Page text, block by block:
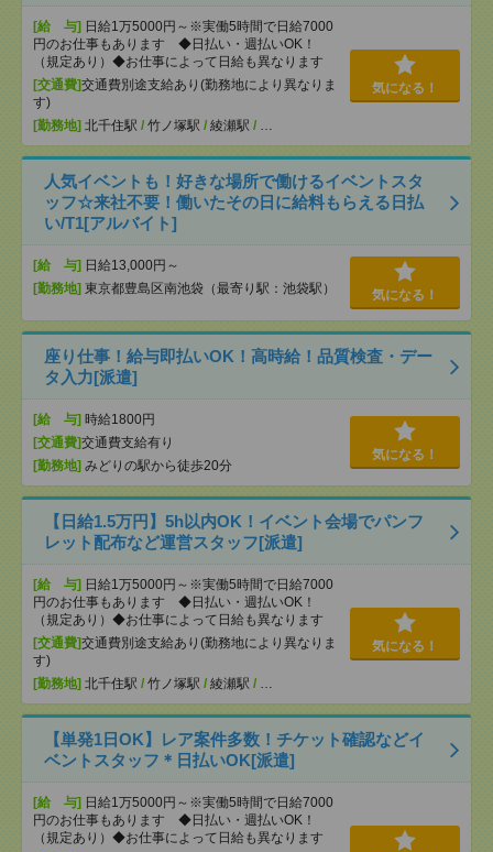
[給 与] 日給1万5000円～※実働5時間で日給7000
円のお仕事もあります ◆日払い・週払いOK！
（規定あり）◆お仕事によって日給も異なります
[交通費]交通費別途支給あり(勤務地により異なりま
す)
[勤務地] 北千住駅 / 竹ノ塚駅 / 綾瀬駅 / …
気になる！
人気イベントも！好きな場所で働けるイベントスタ
ッフ☆来社不要！働いたその日に給料もらえる日払
い/T1[アルバイト]
[給 与] 日給13,000円～
[勤務地] 東京都豊島区南池袋（最寄り駅：池袋駅） 気になる！
座り仕事！給与即払いOK！高時給！品質検査・デー
タ入力[派遣]
[給 与] 時給1800円
[交通費]交通費支給有り
[勤務地] みどりの駅から徒歩20分
気になる！
【日給1.5万円】5h以内OK！イベント会場でパンフ
レット配布など運営スタッフ[派遣]
[給 与] 日給1万5000円～※実働5時間で日給7000
円のお仕事もあります ◆日払い・週払いOK！
（規定あり）◆お仕事によって日給も異なります
[交通費]交通費別途支給あり(勤務地により異なりま
す)
[勤務地] 北千住駅 / 竹ノ塚駅 / 綾瀬駅 / …
気になる！
【単発1日OK】レア案件多数！チケット確認などイ
ベントスタッフ＊日払いOK[派遣]
[給 与] 日給1万5000円～※実働5時間で日給7000
円のお仕事もあります ◆日払い・週払いOK！
（規定あり）◆お仕事によって日給も異なります